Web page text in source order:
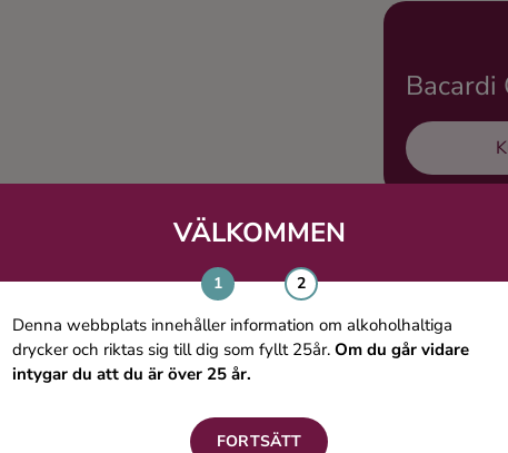
VÄLKOMMEN
Denna webbplats innehåller information om alkoholhaltiga
drycker och riktas sig till dig som fyllt 25år. Om du går vidare
intygar du att du är över 25 år.
FORTSÄTT
Bacardi
Du kanske även gillar